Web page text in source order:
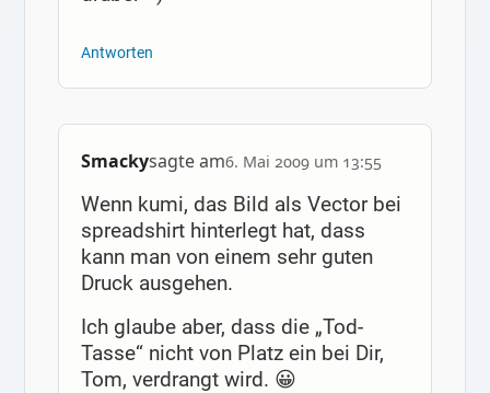
Antworten
Smackysagte am6. Mai 2009 um 13:55
Wenn kumi, das Bild als Vector bei
spreadshirt hinterlegt hat, dass
kann man von einem sehr guten
Druck ausgehen.
Ich glaube aber, dass die „Tod-
Tasse“ nicht von Platz ein bei Dir,
Tom, verdrangt wird. 😀